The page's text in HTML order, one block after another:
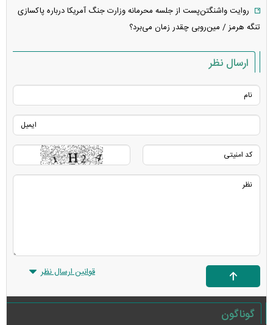
روایت واشنگتن‌پست از جلسه محرمانه وزارت جنگ آمریکا درباره پاکسازی
تنگه هرمز / مین‌روبی چقدر زمان می‌برد؟
ارسال نظر
قوانین ارسال نظر
گوناگون